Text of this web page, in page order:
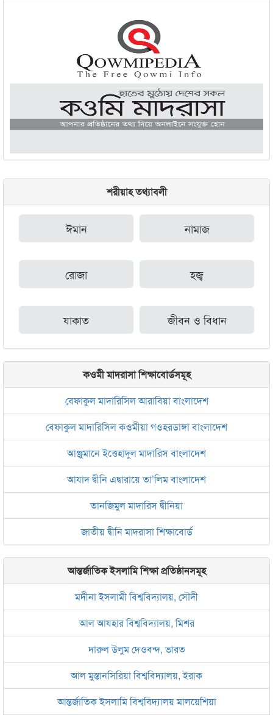
জামেয়া কুরআনিয়া লালবাগ ঢাকা
শরীয়াহ তথ্যাবলী
ঈমান নামাজ
রোজা হজ্ব
যাকাত জীবন ও বিধান
কওমী মাদরাসা শিক্ষাবোর্ডসমূহ
বেফাকুল মাদারিসিল আরাবিয়া বাংলাদেশ
বেফাকুল মাদারিসিল কওমীয়া গওহরডাঙ্গা বাংলাদেশ
আঞ্জুমানে ইত্তেহাদুল মাদারিস বাংলাদেশ
আযাদ দ্বীনি এদ্বারায়ে তা’লিম বাংলাদেশ
তানজিমুল মাদারিস দ্বীনিয়া
জাতীয় দ্বীনি মাদরাসা শিক্ষাবোর্ড
আন্তর্জাতিক ইসলামি শিক্ষা প্রতিষ্ঠানসমূহ
মদীনা ইসলামী বিশ্ববিদ্যালয়, সৌদী
আল আযহার বিশ্ববিদ্যালয়, মিশর
দারুল উলুম দেওবন্দ, ভারত
আল মুস্তানসিরিয়া বিশ্ববিদ্যালয়, ইরাক
আন্তর্জাতিক ইসলামি বিশ্ববিদ্যালয় মালয়েশিয়া